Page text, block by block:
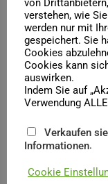
von
verstehen, wie
werden nur mit
gespeichert. Sie
Cookies
Cookies kann
auswirken.
Indem Sie auf
Verwendung
Verkaufen
Informationen.
Cookie